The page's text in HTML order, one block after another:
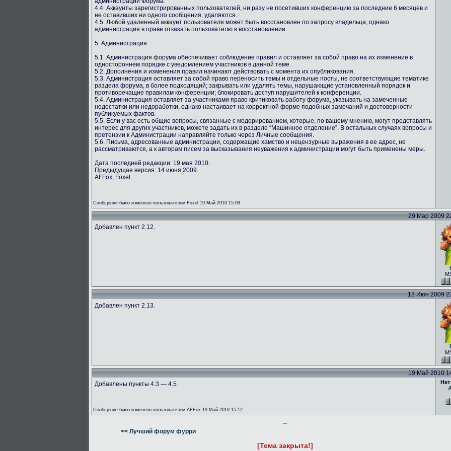
4.4. Аккаунты зарегистрированных пользователей, ни разу не посетивших конференцию за последние 6 месяцев и
не оставивших ни одного сообщения, удаляются.
4.5. Любой удаленный аккаунт пользователя может быть восстановлен по запросу владельца, однако
администрация в праве отказать пользователю в восстановлении.
5. Администрация:
5.1. Администрация форума обеспечивает соблюдение правил и оставляет за собой право на их изменение в
одностороннем порядке с уведомлением участников в данной теме.
5.2. Дополнения и изменения правил начинают действовать с момента их опубликования.
5.3. Администрация оставляет за собой право переносить темы и отдельные посты, не соответствующие тематике
раздела форума, в более подходящий; закрывать или удалять темы, нарушающие установленный порядок и
противоречащие правилам конференции; блокировать доступ нарушителей к конференции.
5.4. Администрация оставляет за участниками право критиковать работу форума, указывать на замеченные
недостатки или недоработки, однако настаивает на корректной форме подобных замечаний и достоверности
публикуемых фактов.
5.5. Если у вас есть общие вопросы, связанные с модерированием, которые, по вашему мнению, могут представлять
интерес для других участников, можете задать их в разделе “Машинное отделение”. В остальных случаях вопросы и
претензии к Администрации направляйте только через Личные сообщения.
5.6. Письма, адресованные администрации, содержащие хамство и нецензурные выражения в ее адрес, не
рассматриваются, а к авторам писем за высказывания неуважения к администрации могут быть применены меры.
Дата последней редакции: 19 мая 2010.
Предыдущая версия: 14 июня 2009.
AFFox, Foxel
Сообщение было изменено пользователем Foxel 19 Май 2010 15:09
29 Мар 2009
Добавлен пункт 2.12.
13 Июн 2009
Добавлен пункт 2.13.
19 Май 2010
Добавлены пункты 4.3 — 4.5.
Сообщение было изменено пользователем AFFox 19 Май 2010 15:12
Нет
--
<< Лучший форум фурри
[Тема закрыта!]